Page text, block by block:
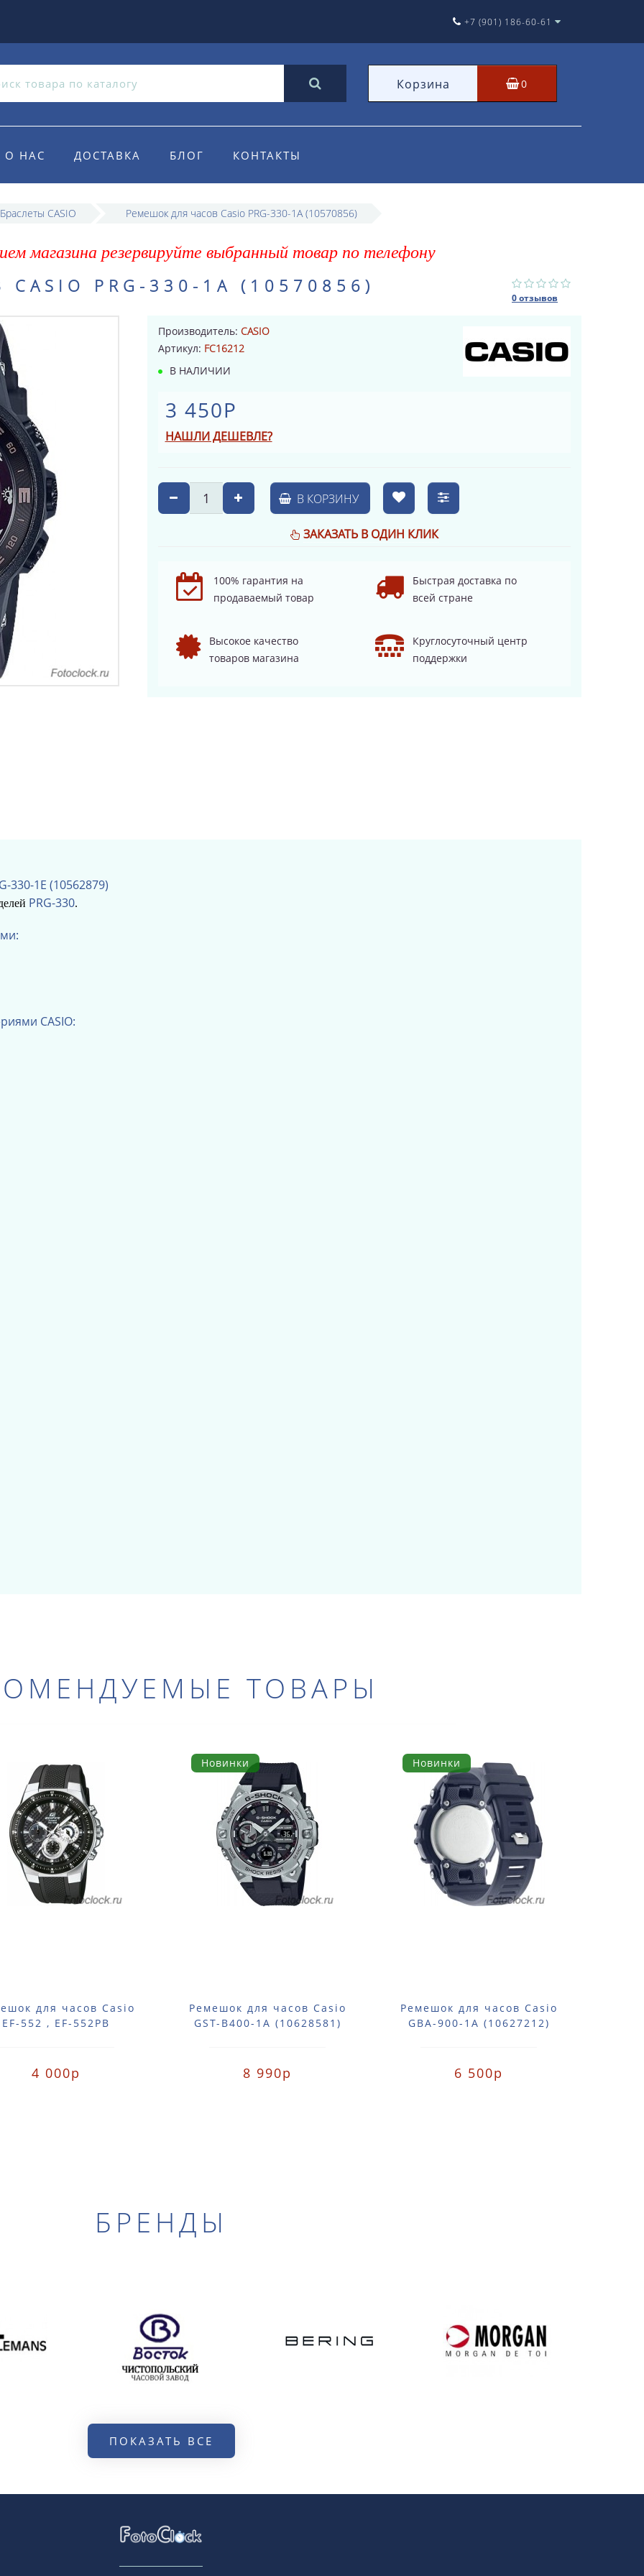
+7 (901) 186-60-61
Корзина 0
О НАС ДОСТАВКА БЛОГ КОНТАКТЫ
CASIO Ремешок для часов Casio PRG-330-1A (10570856)
магазина резервируйте выбранный товар по телефону
PRG-330-1A (10570856)
0 отзывов
Производитель: CASIO
Артикул: FC16212
В НАЛИЧИИ
3 450Р
НАШЛИ ДЕШЕВЛЕ?
В КОРЗИНУ
ЗАКАЗАТЬ В ОДИН КЛИК
100% гарантия на
продаваемый товар
Быстрая доставка по
всей стране
Высокое качество
товаров магазина
Круглосуточный центр
поддержки
330-1E (10562879)
PRG-330.
CASIO:
ТОВАРЫ
для часов Casio
EF-552 , EF-552PB
4 000р
Новинки
Ремешок для часов Casio
GST-B400-1A (10628581)
8 990р
Новинки
Ремешок для часов Casio
GBA-900-1A (10627212)
6 500р
БРЕНДЫ
ПОКАЗАТЬ ВСЕ